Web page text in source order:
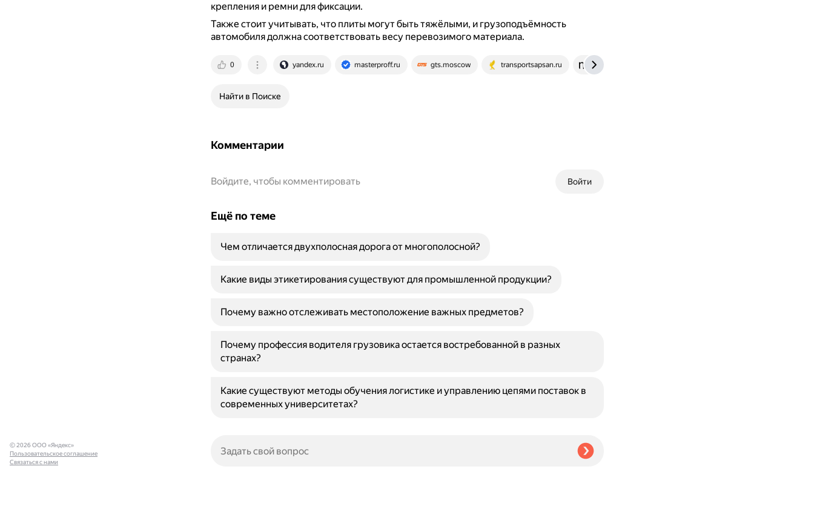
крепления и ремни для фиксации.
Также стоит учитывать, что плиты могут быть тяжёлыми, и грузоподъёмность
автомобиля должна соответствовать весу перевозимого материала.
0 yandex.ru masterproff.ru gts.moscow transportsapsan.ru ntceramic.ru
Найти в Поиске
Комментарии
Войти
Войдите, чтобы комментировать
Ещё по теме
Чем отличается двухполосная дорога от многополосной?
Какие виды этикетирования существуют для промышленной продукции?
Почему важно отслеживать местоположение важных предметов?
Почему профессия водителя грузовика остается востребованной в разных
странах?
Какие существуют методы обучения логистике и управлению цепями поставок в
современных университетах?
© 2026 ООО «Яндекс»
Пользовательское соглашение
Связаться с нами